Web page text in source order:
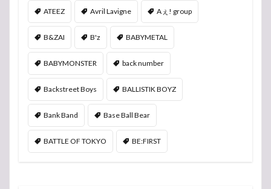
ATEEZ Avril Lavigne Aぇ! group
B&ZAI B'z BABYMETAL
BABYMONSTER back number
Backstreet Boys BALLISTIK BOYZ
Bank Band Base Ball Bear
BATTLE OF TOKYO BE:FIRST